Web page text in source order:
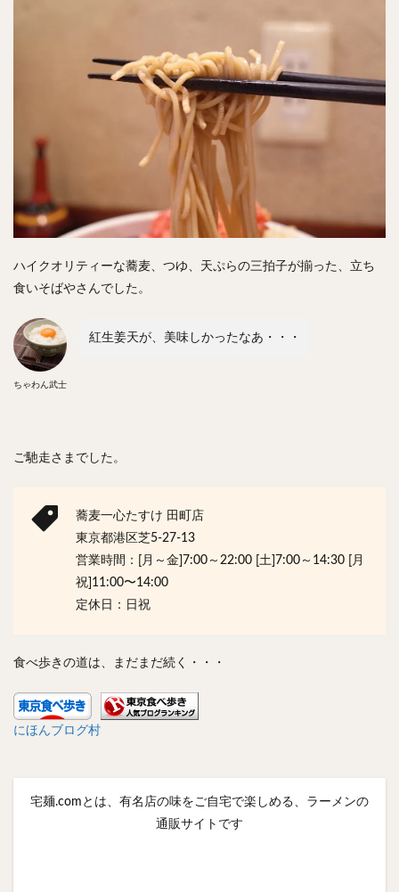
ハイクオリティーな蕎麦、つゆ、天ぷらの三拍子が揃った、立ち
食いそばやさんでした。
ちゃわん武士
紅生姜天が、美味しかったなあ・・・
ご馳走さまでした。
蕎麦一心たすけ 田町店
東京都港区芝5-27-13
営業時間：[月～金]7:00～22:00 [土]7:00～14:30 [月
祝]11:00〜14:00
定休日：日祝
食べ歩きの道は、まだまだ続く・・・
にほんブログ村
宅麺.comとは、有名店の味をご自宅で楽しめる、ラーメンの
通販サイトです